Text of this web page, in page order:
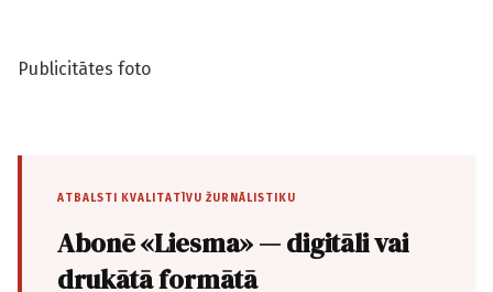
Publicitātes foto
ATBALSTI KVALITATĪVU ŽURNĀLISTIKU
Abonē «Liesma» — digitāli vai
drukātā formātā